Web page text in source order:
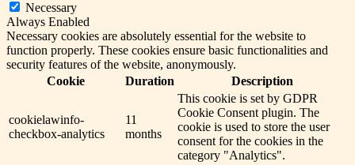
Necessary
Always Enabled
Necessary cookies are absolutely essential for the website to
function properly. These cookies ensure basic functionalities and
security features of the website, anonymously.
Cookie
Duration Description
cookielawinfo-
checkbox-analytics
11
months
This cookie is set by GDPR
Cookie Consent plugin. The
cookie is used to store the user
consent for the cookies in the
category "Analytics".